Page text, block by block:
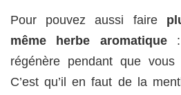
Pour pouvez aussi faire
même herbe aromatique:
régénère pendant que vous
C’est qu’il en faut de la